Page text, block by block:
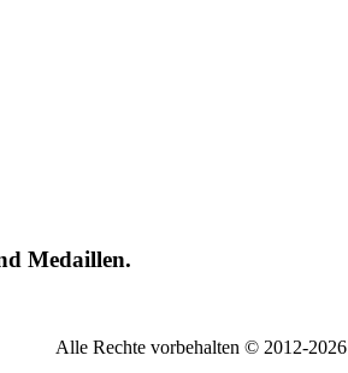
Medaillen.
Alle Rechte vorbehalten © 2012-2026